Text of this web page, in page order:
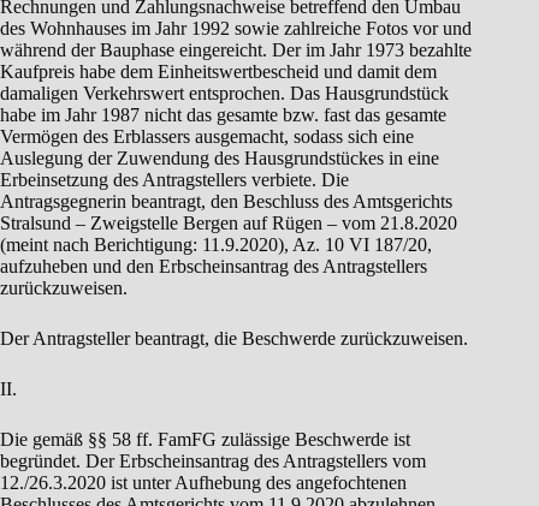
Rechnungen und Zahlungsnachweise betreffend den Umbau
des Wohnhauses im Jahr 1992 sowie zahlreiche Fotos vor und
während der Bauphase eingereicht. Der im Jahr 1973 bezahlte
Kaufpreis habe dem Einheitswertbescheid und damit dem
damaligen Verkehrswert entsprochen. Das Hausgrundstück
habe im Jahr 1987 nicht das gesamte bzw. fast das gesamte
Vermögen des Erblassers ausgemacht, sodass sich eine
Auslegung der Zuwendung des Hausgrundstückes in eine
Erbeinsetzung des Antragstellers verbiete. Die
Antragsgegnerin beantragt, den Beschluss des Amtsgerichts
Stralsund – Zweigstelle Bergen auf Rügen – vom 21.8.2020
(meint nach Berichtigung: 11.9.2020), Az. 10 VI 187/20,
aufzuheben und den Erbscheinsantrag des Antragstellers
zurückzuweisen.
Der Antragsteller beantragt, die Beschwerde zurückzuweisen.
II.
Die gemäß §§ 58 ff. FamFG zulässige Beschwerde ist
begründet. Der Erbscheinsantrag des Antragstellers vom
12./26.3.2020 ist unter Aufhebung des angefochtenen